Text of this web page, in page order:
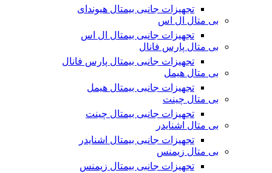
تجهیزات جانبی بیمتال هیوندای
بی متال ال اس
تجهیزات جانبی بیمتال ال اس
بی متال پارس فانال
تجهیزات جانبی بیمتال پارس فانال
بی متال هیمل
تجهیزات جانبی بیمتال هیمل
بی متال چینت
تجهیزات جانبی بیمتال چینت
بی متال اشنایدر
تجهیزات جانبی بیمتال اشنایدر
بی متال زیمنس
تجهیزات جانبی بیمتال زیمنس